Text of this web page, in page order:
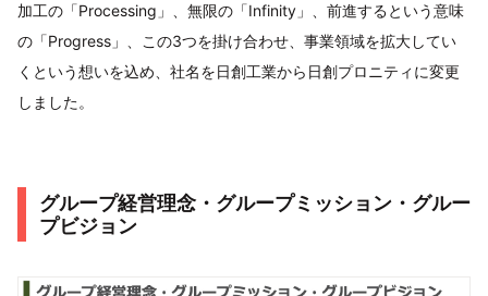
加工の「Processing」、無限の「Infinity」、前進するという意味
の「Progress」、この3つを掛け合わせ、事業領域を拡大してい
くという想いを込め、社名を日創工業から日創プロニティに変更
しました。
グループ経営理念・グループミッション・グルー
プビジョン